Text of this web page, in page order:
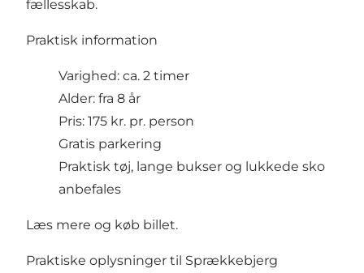
fællesskab.
Praktisk information
Varighed: ca. 2 timer
Alder: fra 8 år
Pris: 175 kr. pr. person
Gratis parkering
Praktisk tøj, lange bukser og lukkede sko
anbefales
Læs mere og køb billet.
Praktiske oplysninger til Sprækkebjerg